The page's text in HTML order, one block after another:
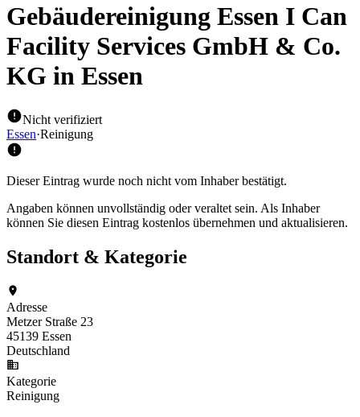
Gebäudereinigung Essen I Can
Facility Services GmbH & Co.
KG in Essen
Nicht verifiziert
Essen·Reinigung
Dieser Eintrag wurde noch nicht vom Inhaber bestätigt.
Angaben können unvollständig oder veraltet sein. Als Inhaber
können Sie diesen Eintrag kostenlos übernehmen und aktualisieren.
Standort & Kategorie
Adresse
Metzer Straße 23
45139 Essen
Deutschland
Kategorie
Reinigung